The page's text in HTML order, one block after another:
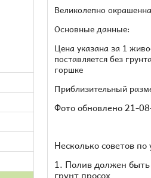
Великолепно
Основные данные:
Цена указана за 1
поставляется без
горшке
Приблизительный
Фото обновлено 21-
Несколько советов
1. Полив должен